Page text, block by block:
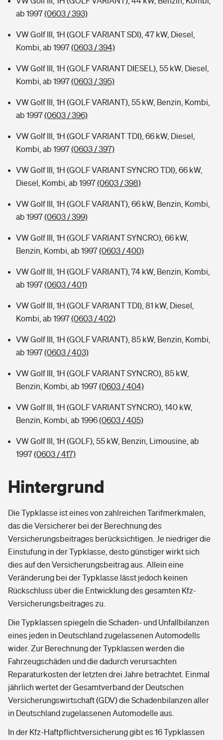
ab 1997(0603 / 393)
VW Golf III, 1H (GOLF VARIANT SDI), 47 kW, Diesel,
Kombi, ab 1997(0603 / 394)
VW Golf III, 1H (GOLF VARIANT DIESEL), 55 kW, Diesel,
Kombi, ab 1997(0603 / 395)
VW Golf III, 1H (GOLF VARIANT), 55 kW, Benzin, Kombi,
ab 1997(0603 / 396)
VW Golf III, 1H (GOLF VARIANT TDI), 66 kW, Diesel,
Kombi, ab 1997(0603 / 397)
VW Golf III, 1H (GOLF VARIANT SYNCRO TDI), 66 kW,
Diesel, Kombi, ab 1997(0603 / 398)
VW Golf III, 1H (GOLF VARIANT), 66 kW, Benzin, Kombi,
ab 1997(0603 / 399)
VW Golf III, 1H (GOLF VARIANT SYNCRO), 66 kW,
Benzin, Kombi, ab 1997(0603 / 400)
VW Golf III, 1H (GOLF VARIANT), 74 kW, Benzin, Kombi,
ab 1997(0603 / 401)
VW Golf III, 1H (GOLF VARIANT TDI), 81 kW, Diesel,
Kombi, ab 1997(0603 / 402)
VW Golf III, 1H (GOLF VARIANT), 85 kW, Benzin, Kombi,
ab 1997(0603 / 403)
VW Golf III, 1H (GOLF VARIANT SYNCRO), 85 kW,
Benzin, Kombi, ab 1997(0603 / 404)
VW Golf III, 1H (GOLF VARIANT SYNCRO), 140 kW,
Benzin, Kombi, ab 1996(0603 / 405)
VW Golf III, 1H (GOLF), 55 kW, Benzin, Limousine, ab
1997(0603 / 417)
Hintergrund
Die Typklasse ist eines von zahlreichen Tarifmerkmalen,
das die Versicherer bei der Berechnung des
Versicherungsbeitrages berücksichtigen. Je niedriger die
Einstufung in der Typklasse, desto günstiger wirkt sich
dies auf den Versicherungsbeitrag aus. Allein eine
Veränderung bei der Typklasse lässt jedoch keinen
Rückschluss über die Entwicklung des gesamten Kfz-
Versicherungsbeitrages zu.
Die Typklassen spiegeln die Schaden- und Unfallbilanzen
eines jeden in Deutschland zugelassenen Automodells
wider. Zur Berechnung der Typklassen werden die
Fahrzeugschäden und die dadurch verursachten
Reparaturkosten der letzten drei Jahre betrachtet. Einmal
jährlich wertet der Gesamtverband der Deutschen
Versicherungswirtschaft (GDV) die Schadenbilanzen aller
in Deutschland zugelassenen Automodelle aus.
In der Kfz-Haftpflichtversicherung gibt es 16 Typklassen